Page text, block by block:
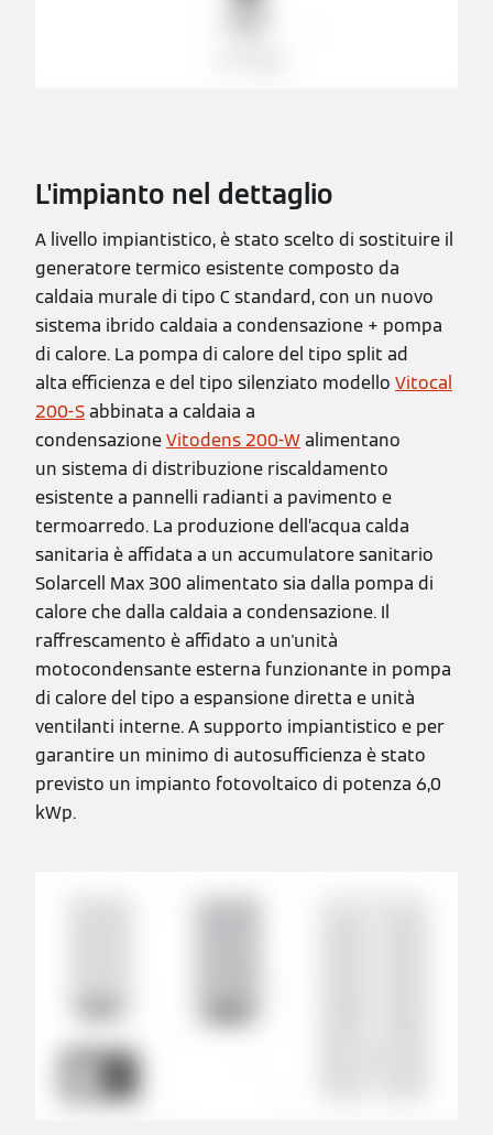
L'impianto nel dettaglio
A livello impiantistico, è stato scelto di sostituire il
generatore termico esistente composto da
caldaia murale di tipo C standard, con un nuovo
sistema ibrido caldaia a condensazione + pompa
di calore. La pompa di calore del tipo split ad
alta efficienza e del tipo silenziato modello Vitocal
200-Sabbinata a caldaia a
condensazioneVitodens 200-Walimentano
un sistema di distribuzione riscaldamento
esistente a pannelli radianti a pavimento e
termoarredo. La produzione dell’acqua calda
sanitaria è affidata a un accumulatore sanitario
Solarcell Max 300 alimentato sia dalla pompa di
calore che dalla caldaia a condensazione. Il
raffrescamento è affidato a un'unità
motocondensante esterna funzionante in pompa
di calore del tipo a espansione diretta e unità
ventilanti interne. A supporto impiantistico e per
garantire un minimo di autosufficienza è stato
previsto un impianto fotovoltaico di potenza 6,0
kWp.